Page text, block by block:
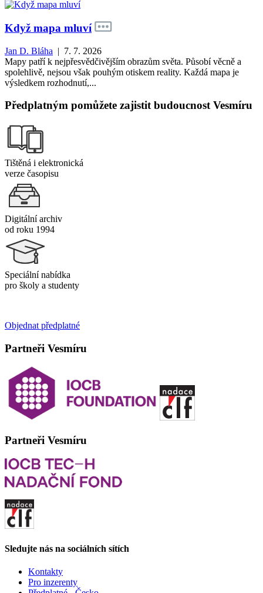
Když mapa mluví
Jan D. Bláha | 7. 7. 2026
Mapy patří k nejpřesvědčivějším obrazům světa. Působí věcně a
spolehlivě, nejsou však pouhým otiskem reality. Každá mapa je
výsledkem rozhodnutí,...
Předplatným pomůžete zajistit budoucnost Vesmíru
Tištěná i elektronická
verze časopisu
Digitální archiv
od roku 1994
Speciální nabídka
pro školy a studenty
Objednat předplatné
Partneři Vesmíru
Partneři Vesmíru
Sledujte nás na sociálních sítích
Kontakty
Pro inzerenty